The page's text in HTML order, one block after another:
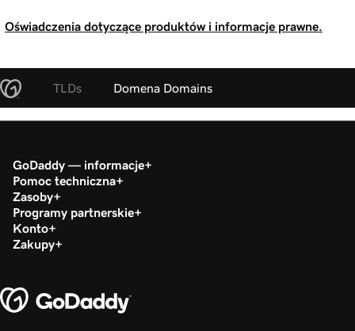
Oświadczenia dotyczące produktów i informacje prawne.
TLDs Domena Domains
GoDaddy — informacje
Pomoc techniczna
Zasoby
Programy partnerskie
Konto
Zakupy